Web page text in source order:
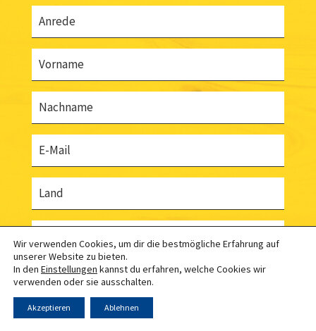
Anrede
Vorname
Nachname
E-Mail
Land
Unternehmen
ANMELDEN
Wir verwenden Cookies, um dir die bestmögliche Erfahrung auf
unserer Website zu bieten.
In den Einstellungen kannst du erfahren, welche Cookies wir
verwenden oder sie ausschalten.
Akzeptieren Ablehnen